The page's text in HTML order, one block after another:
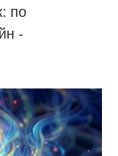
по
-